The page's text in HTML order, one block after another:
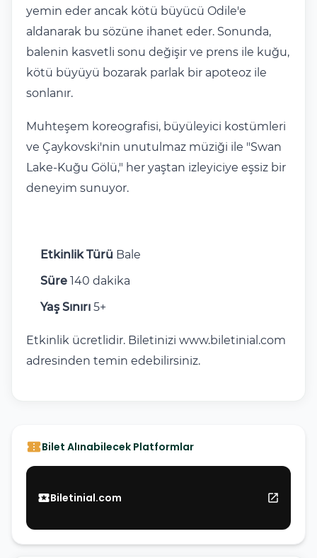
yemin eder ancak kötü büyücü Odile'e
aldanarak bu sözüne ihanet eder. Sonunda,
balenin kasvetli sonu değişir ve prens ile kuğu,
kötü büyüyü bozarak parlak bir apoteoz ile
sonlanır.
Muhteşem koreografisi, büyüleyici kostümleri
ve Çaykovski'nin unutulmaz müziği ile "Swan
Lake-Kuğu Gölü," her yaştan izleyiciye eşsiz bir
deneyim sunuyor.
Etkinlik Türü Bale
Süre 140 dakika
Yaş Sınırı 5+
Etkinlik ücretlidir. Biletinizi www.biletinial.com
adresinden temin edebilirsiniz.
confirmation_numberBilet Alınabilecek Platformlar
local_activityBiletinial.com open_in_new